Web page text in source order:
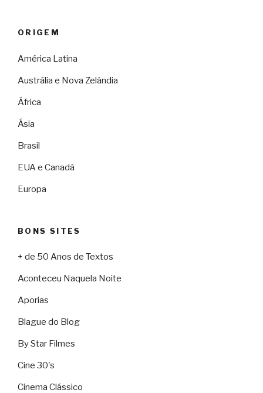
ORIGEM
América Latina
Austrália e Nova Zelândia
África
Ásia
Brasil
EUA e Canadá
Europa
BONS SITES
+ de 50 Anos de Textos
Aconteceu Naquela Noite
Aporias
Blague do Blog
By Star Filmes
Cine 30's
Cinema Clássico